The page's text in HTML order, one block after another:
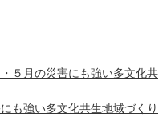
・５月の災害にも強い多文化共
も強い多文化共生地域づくり